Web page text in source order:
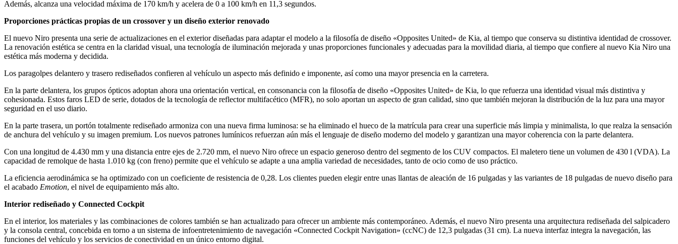
Además, alcanza una velocidad máxima de 170 km/h y acelera de 0 a 100 km/h en 11,3 segundos.
Proporciones prácticas propias de un crossover y un diseño exterior renovado
El nuevo Niro presenta una serie de actualizaciones en el exterior diseñadas para adaptar el modelo a la filosofía de diseño «Opposites United» de Kia, al tiempo que conserva su distintiva identidad de crossover.
La renovación estética se centra en la claridad visual, una tecnología de iluminación mejorada y unas proporciones funcionales y adecuadas para la movilidad diaria, al tiempo que confiere al nuevo Kia Niro una
estética más moderna y decidida.
Los paragolpes delantero y trasero rediseñados confieren al vehículo un aspecto más definido e imponente, así como una mayor presencia en la carretera.
En la parte delantera, los grupos ópticos adoptan ahora una orientación vertical, en consonancia con la filosofía de diseño «Opposites United» de Kia, lo que refuerza una identidad visual más distintiva y
cohesionada. Estos faros LED de serie, dotados de la tecnología de reflector multifacético (MFR), no solo aportan un aspecto de gran calidad, sino que también mejoran la distribución de la luz para una mayor
seguridad en el uso diario.
En la parte trasera, un portón totalmente rediseñado armoniza con una nueva firma luminosa: se ha eliminado el hueco de la matrícula para crear una superficie más limpia y minimalista, lo que realza la sensación
de anchura del vehículo y su imagen premium. Los nuevos patrones lumínicos refuerzan aún más el lenguaje de diseño moderno del modelo y garantizan una mayor coherencia con la parte delantera.
Con una longitud de 4.430 mm y una distancia entre ejes de 2.720 mm, el nuevo Niro ofrece un espacio generoso dentro del segmento de los CUV compactos. El maletero tiene un volumen de 430 l (VDA). La
capacidad de remolque de hasta 1.010 kg (con freno) permite que el vehículo se adapte a una amplia variedad de necesidades, tanto de ocio como de uso práctico.
La eficiencia aerodinámica se ha optimizado con un coeficiente de resistencia de 0,28. Los clientes pueden elegir entre unas llantas de aleación de 16 pulgadas y las variantes de 18 pulgadas de nuevo diseño para
el acabado Emotion, el nivel de equipamiento más alto.
Interior rediseñado y Connected Cockpit
En el interior, los materiales y las combinaciones de colores también se han actualizado para ofrecer un ambiente más contemporáneo. Además, el nuevo Niro presenta una arquitectura rediseñada del salpicadero
y la consola central, concebida en torno a un sistema de infoentretenimiento de navegación «Connected Cockpit Navigation» (ccNC) de 12,3 pulgadas (31 cm). La nueva interfaz integra la navegación, las
funciones del vehículo y los servicios de conectividad en un único entorno digital.